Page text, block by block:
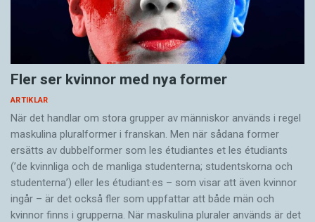
Fler ser kvinnor med nya former
ARTIKLAR
När det handlar om stora grupper av människor används i regel
maskulina pluralformer i franskan. Men när sådana ­former
ersätts av dubbel­former som les étudiantes et les étudiants
(’de kvinnliga och de manliga studenterna; studentskorna och
studenterna’) eller les étudiant·es – som visar att även kvinnor
ingår – är det också fler som uppfattar att både män och
kvinnor finns i grupperna. När maskulina pluraler används är det